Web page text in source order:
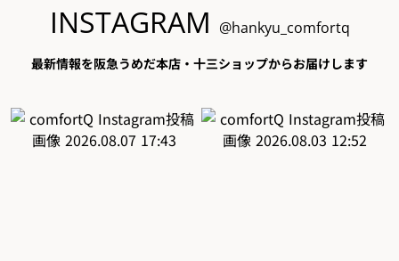
INSTAGRAM @hankyu_comfortq
最新情報を阪急うめだ本店・十三ショップからお届けします